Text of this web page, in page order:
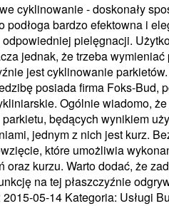
cyklinowanie - doskonały
podłoga bardzo efektowna i
pielęgnacji.
jednak, że trzeba
jest cyklinowanie
posiada firma Foks-Bud,
Ogólnie wiadomo,
będących wynikiem
jednym z nich jest kurz.
które umożliwia
oraz kurzu. Warto dodać, że
na tej płaszczyźnie
2015-05-14 Kategoria: Usługi